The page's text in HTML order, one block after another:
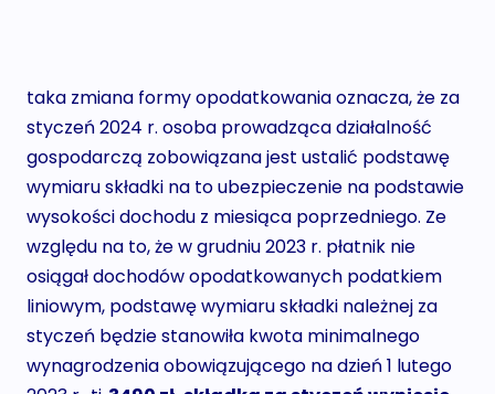
taka zmiana formy opodatkowania oznacza, że za
styczeń 2024 r. osoba prowadząca działalność
gospodarczą zobowiązana jest ustalić podstawę
wymiaru składki na to ubezpieczenie na podstawie
wysokości dochodu z miesiąca poprzedniego. Ze
względu na to, że w grudniu 2023 r. płatnik nie
osiągał dochodów opodatkowanych podatkiem
liniowym, podstawę wymiaru składki należnej za
styczeń będzie stanowiła kwota minimalnego
wynagrodzenia obowiązującego na dzień 1 lutego